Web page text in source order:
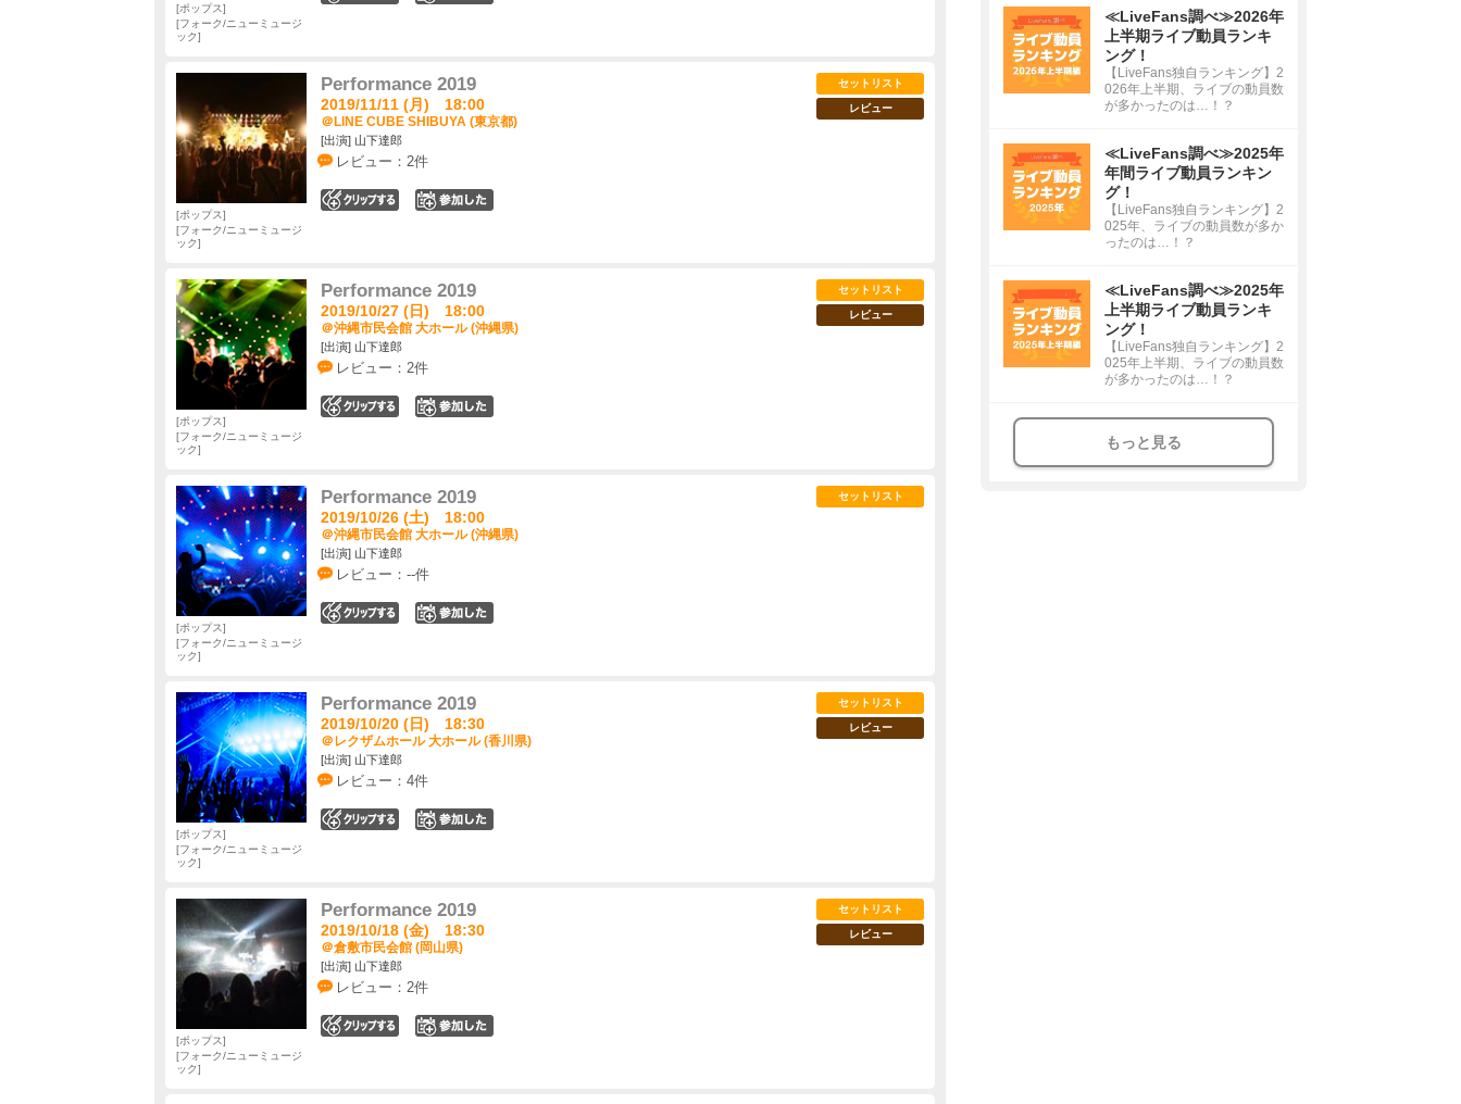
ポップス
フォーク/ニューミュージ
ック
Performance 2019
2019/11/11 (月) 18:00
＠LINE CUBE SHIBUYA (東京都)
[出演] 山下達郎
レビュー：2件
セットリスト
レビュー
ポップス
フォーク/ニューミュージ
ック
Performance 2019
2019/10/27 (日) 18:00
＠沖縄市民会館 大ホール (沖縄県)
[出演] 山下達郎
レビュー：2件
セットリスト
レビュー
ポップス
フォーク/ニューミュージ
ック
Performance 2019
2019/10/26 (土) 18:00
＠沖縄市民会館 大ホール (沖縄県)
[出演] 山下達郎
レビュー：--件
セットリスト
ポップス
フォーク/ニューミュージ
ック
Performance 2019
2019/10/20 (日) 18:30
＠レクザムホール 大ホール (香川県)
[出演] 山下達郎
レビュー：4件
セットリスト
レビュー
ポップス
フォーク/ニューミュージ
ック
Performance 2019
2019/10/18 (金) 18:30
＠倉敷市民会館 (岡山県)
[出演] 山下達郎
レビュー：2件
セットリスト
レビュー
ポップス
フォーク/ニューミュージ
ック
≪LiveFans調べ≫2026年
上半期ライブ動員ランキ
ング！
【LiveFans独自ランキング】2
026年上半期、ライブの動員数
が多かったのは…！？
≪LiveFans調べ≫2025年
年間ライブ動員ランキン
グ！
【LiveFans独自ランキング】2
025年、ライブの動員数が多か
ったのは…！？
≪LiveFans調べ≫2025年
上半期ライブ動員ランキ
ング！
【LiveFans独自ランキング】2
025年上半期、ライブの動員数
が多かったのは…！？
もっと見る